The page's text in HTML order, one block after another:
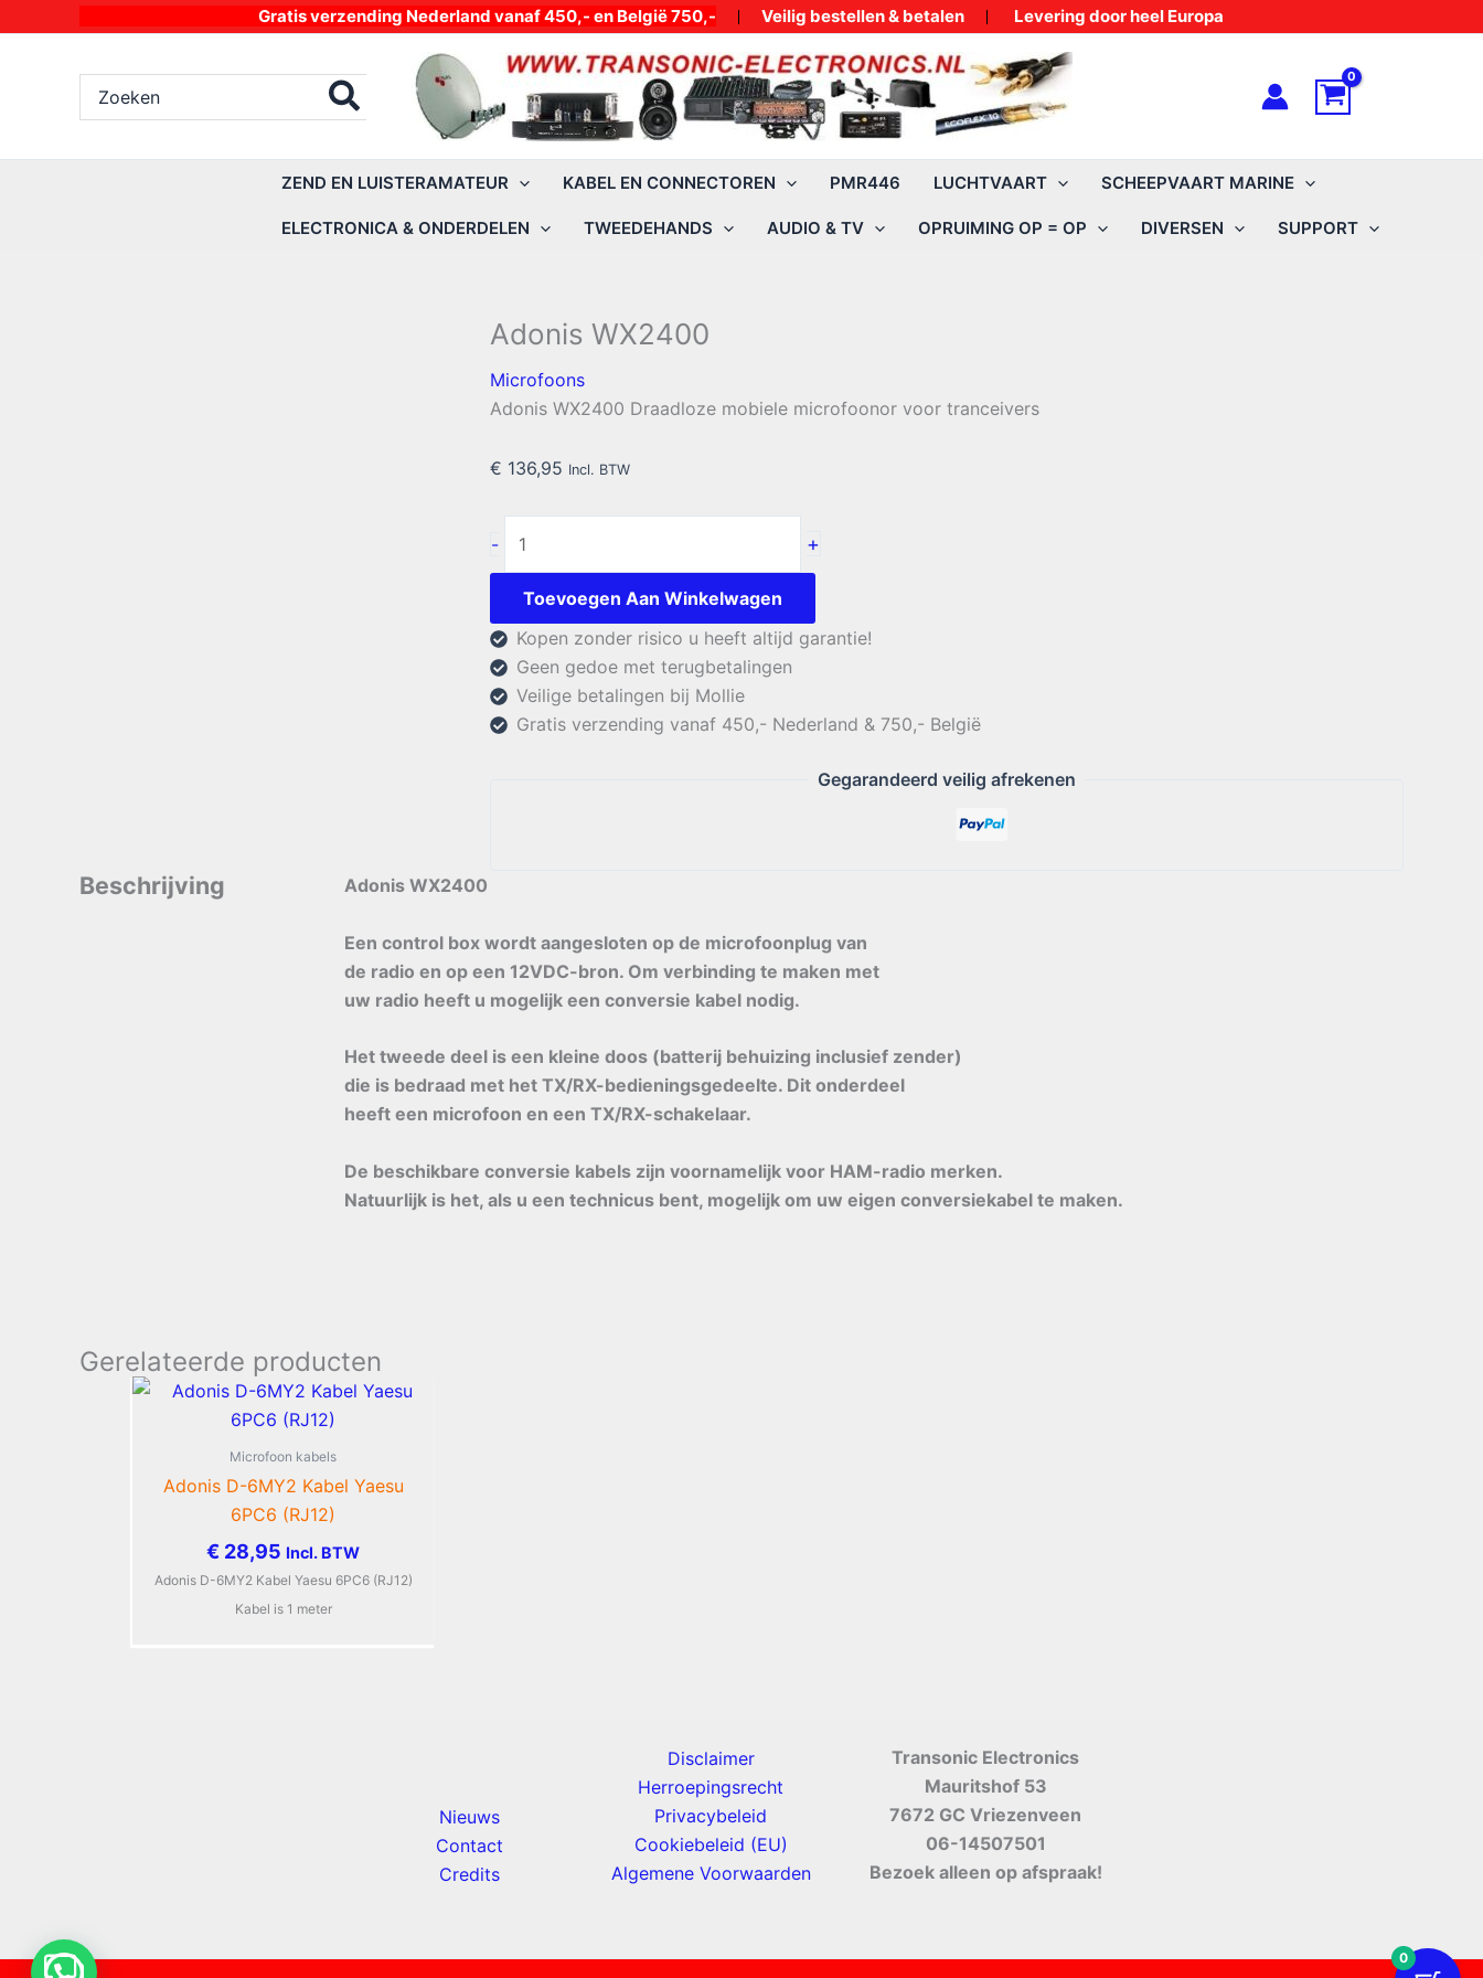
Gratis verzending Nederland vanaf 450,- en België 750,- Veilig bestellen & betalen Levering door heel Europa
naar:
ZEND EN LUISTERAMATEUR KABEL EN CONNECTOREN PMR446 LUCHTVAART SCHEEPVAART MARINE
ELECTRONICA & ONDERDELEN TWEEDEHANDS AUDIO & TV OPRUIMING OP = OP DIVERSEN SUPPORT
Adonis WX2400
Microfoons
Adonis WX2400 Draadloze mobiele microfoonor voor tranceivers
€ 136,95 Incl. BTW
-
WX2400
aantal
+
Toevoegen Aan Winkelwagen
Kopen zonder risico u heeft altijd garantie!
Geen gedoe met terugbetalingen
Veilige betalingen bij Mollie
Gratis verzending vanaf 450,- Nederland & 750,- België
Gegarandeerd veilig afrekenen
Beschrijving Adonis WX2400
Een control box wordt aangesloten op de microfoonplug van
de radio en op een 12VDC-bron. Om verbinding te maken met
uw radio heeft u mogelijk een conversie kabel nodig.
Het tweede deel is een kleine doos (batterij behuizing inclusief zender)
die is bedraad met het TX/RX-bedieningsgedeelte. Dit onderdeel
heeft een microfoon en een TX/RX-schakelaar.
De beschikbare conversie kabels zijn voornamelijk voor HAM-radio merken.
Natuurlijk is het, als u een technicus bent, mogelijk om uw eigen conversiekabel te maken.
Gerelateerde producten
Microfoon kabels
Adonis D-6MY2 Kabel Yaesu
6PC6 (RJ12)
€ 28,95 Incl. BTW
Adonis D-6MY2 Kabel Yaesu 6PC6 (RJ12)
Kabel is 1 meter
Nieuws
Contact
Credits
Disclaimer
Herroepingsrecht
Privacybeleid
Cookiebeleid (EU)
Algemene Voorwaarden
Transonic Electronics
Mauritshof 53
7672 GC Vriezenveen
06-14507501
Bezoek alleen op afspraak!
0